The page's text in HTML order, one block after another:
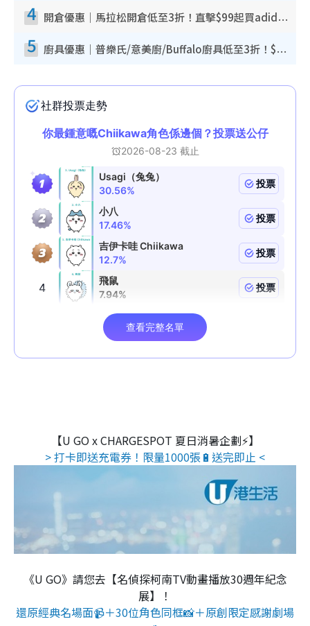
4 開倉優惠｜馬拉松開倉低至3折！直擊$99起買adidas／New Balance／Puma鞋款 STANLEY保溫杯劈價至$119起
5 廚具優惠｜普樂氏/意美廚/Buffalo廚具低至3折！$89起買煎鍋／炒鑊／個人鍋 同場小家電激減至$99起
【U GO x CHARGESPOT 夏日消暑企劃⚡】
> 打卡即送充電券！限量1000張🔋送完即止 <
《U GO》請您去【名偵探柯南TV動畫播放30週年紀念
展】！
還原經典名場面📹＋30位角色同框📸＋原創限定感謝劇場